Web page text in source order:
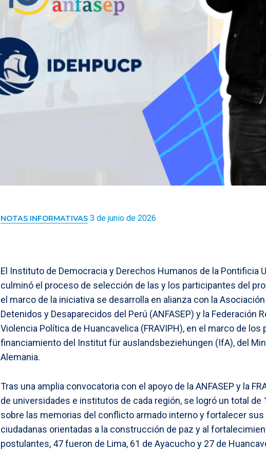
NOTAS INFORMATIVAS 3 de junio de 2026
El Instituto de Democracia y Derechos Humanos de la Pontificia
culminó el proceso de selección de las y los participantes del
el marco de la iniciativa se desarrolla en alianza con la
Detenidos y Desaparecidos del Perú (ANFASEP) y la Federación
Violencia Política de Huancavelica (FRAVIPH), en el marco de
financiamiento del Institut für auslandsbeziehungen (IfA), del
Alemania.
Tras una amplia convocatoria con el apoyo de la ANFASEP y la
de universidades e institutos de cada región, se logró un total
sobre las memorias del conflicto armado interno y fortalecer
ciudadanas orientadas a la construcción de paz y al
postulantes, 47 fueron de Lima, 61 de Ayacucho y 27 de